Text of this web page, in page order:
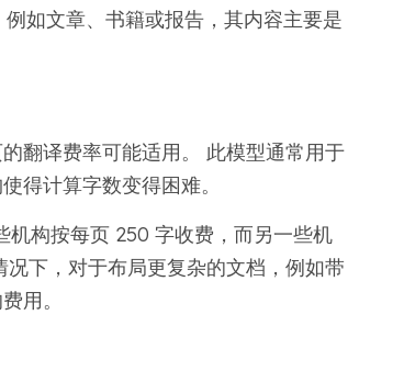
如文章、书籍或报告，其内容主要是
翻译费率可能适用。 此模型通常用于
得计算字数变得困难。
机构按每页 250 字收费，而另一些机
下，对于布局更复杂的文档，例如带
用。